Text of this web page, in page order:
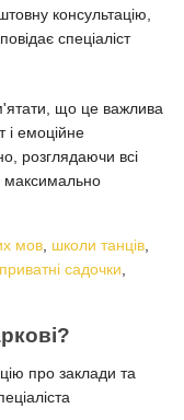
консультацію,
спеціаліст
що це важлива
і емоційне
розглядаючи всі
максимально
мов школи танців
приватні садочки
про заклади та